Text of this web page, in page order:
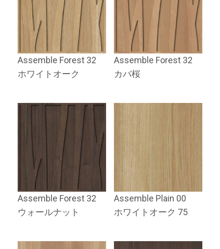
Assemble Forest 32
ホワイトオーク
Assemble Forest 32
カバ桜
Assemble Forest 32
ウォールナット
Assemble Plain 00
ホワイトオーク 75